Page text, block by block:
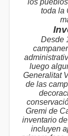
los
toda la
Desde
luego
Generalitat
de las
Gremi de
inventario
incluyen